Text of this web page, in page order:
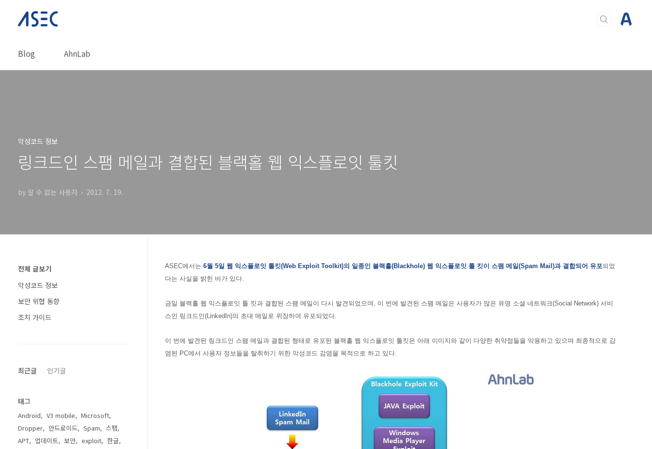
Blog AhnLab
악성코드 정보
링크드인 스팸 메일과 결합된 블랙홀 웹 익스플로잇 툴킷
by 알 수 없는 사용자 2012. 7. 19.
ASEC에서는 6월 5일 웹 익스플로잇 툴킷(Web Exploit Toolkit)의 일종인 블랙홀(Blackhole) 웹 익스플로잇 툴 킷이 스팸 메일(Spam Mail)과 결합되어 유포되었
다는 사실을 밝힌 바가 있다.
금일 블랙홀 웹 익스플로잇 툴 킷과 결합된 스팸 메일이 다시 발견되었으며, 이 번에 발견된 스팸 메일은 사용자가 많은 유명 소셜 네트워크(Social Network) 서비
스인 링크드인(LinkedIn)의 초대 메일로 위장하여 유포되었다.
이 번에 발견된 링크드인 스팸 메일과 결합된 형태로 유포된 블랙홀 웹 익스플로잇 툴킷은 아래 이미지와 같이 다양한 취약점들을 악용하고 있으며 최종적으로 감
염된 PC에서 사용자 정보들을 탈취하기 위한 악성코드 감염을 목적으로 하고 있다.
전체 글보기
악성코드 정보
보안 위협 동향
조치 가이드
최근글 인기글
태그
Android V3 mobile
Microsoft
Dropper
안드로이드 Spam
스팸
APT
업데이트 보안 exploit
한글